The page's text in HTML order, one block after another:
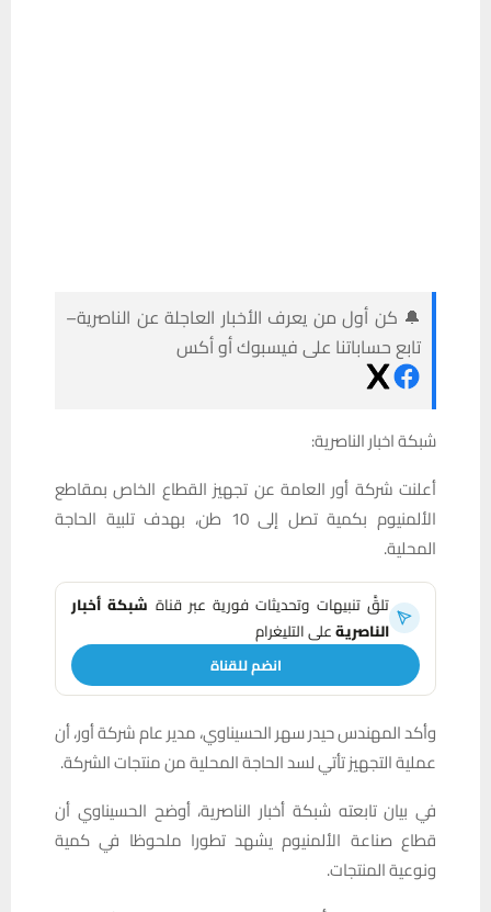
🔔 كن أول من يعرف الأخبار العاجلة عن الناصرية–
تابع حساباتنا على فيسبوك أو أكس
شبكة اخبار الناصرية:
أعلنت شركة أور العامة عن تجهيز القطاع الخاص بمقاطع
الألمنيوم بكمية تصل إلى 10 طن، بهدف تلبية الحاجة
المحلية.
تلقَّ تنبيهات وتحديثات فورية عبر قناة شبكة أخبار
الناصريةعلى التليغرام
انضم للقناة
وأكد المهندس حيدر سهر الحسيناوي، مدير عام شركة أور، أن
عملية التجهيز تأتي لسد الحاجة المحلية من منتجات الشركة.
في بيان تابعته شبكة أخبار الناصرية، أوضح الحسيناوي أن
قطاع صناعة الألمنيوم يشهد تطورا ملحوظا في كمية
ونوعية المنتجات.